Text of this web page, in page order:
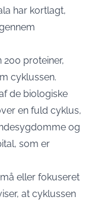
har kortlagt,
proteiner,
cyklussen.
de biologiske
en fuld cyklus,
og
som er
eller fokuseret
at cyklussen